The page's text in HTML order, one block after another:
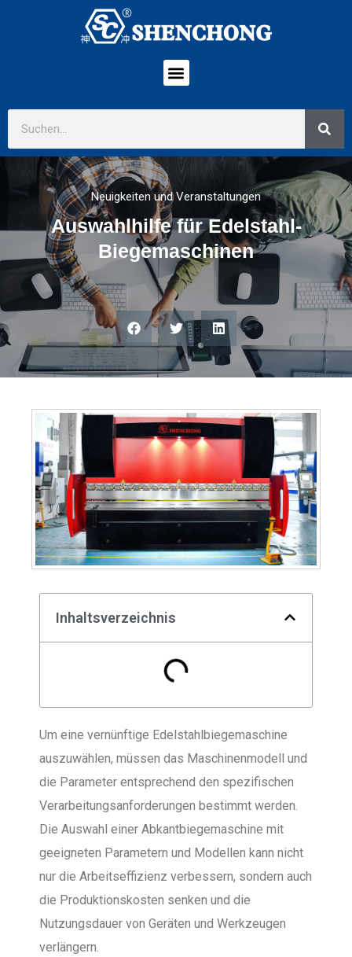
Neuigkeiten und Veranstaltungen
Auswahlhilfe für Edelstahl-
Biegemaschinen
Inhaltsverzeichnis
Um eine vernünftige Edelstahlbiegemaschine
auszuwählen, müssen das Maschinenmodell und
die Parameter entsprechend den spezifischen
Verarbeitungsanforderungen bestimmt werden.
Die Auswahl einer Abkantbiegemaschine mit
geeigneten Parametern und Modellen kann nicht
nur die Arbeitseffizienz verbessern, sondern auch
die Produktionskosten senken und die
Nutzungsdauer von Geräten und Werkzeugen
verlängern.